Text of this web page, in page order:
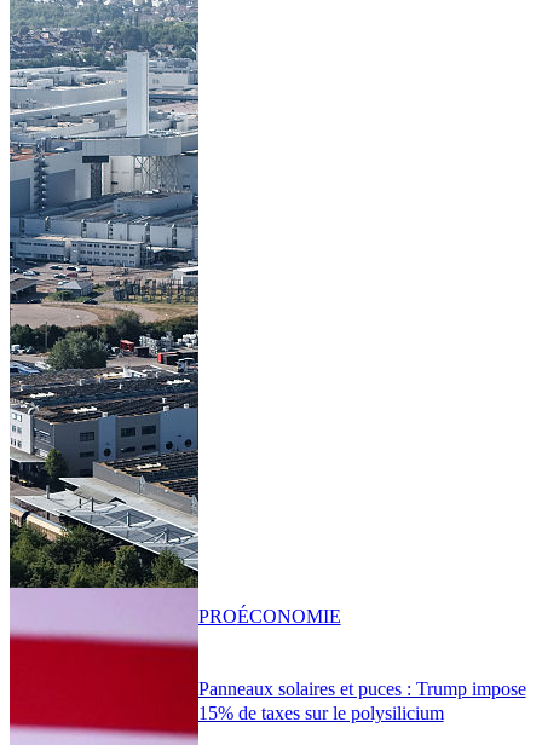
Panneaux solaires et puces : Trump impose
15% de taxes sur le polysilicium
PROÉCONOMIE